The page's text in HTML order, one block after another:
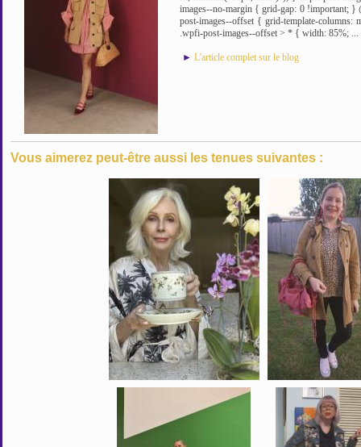
images--no-margin { grid-gap: 0 !important;
post-images--offset { grid-template-
.wpfi-post-images--offset > * { width: 85%; ...
► L'article complet sur le blog
Vous aimerez peut-être aussi les tenues suivantes :